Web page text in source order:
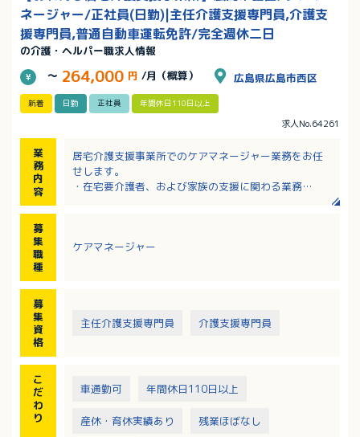
ネージャー/正社員(日勤)|主任介護支援専門員,介護支
援専門員,普通自動車運転免許/完全週休二日
の介護・ヘルパー職求人情報
～ 264,000 円 /月（概算） 広島県広島市西区
新着 日勤 正社員 年間休日110日以上
求人No.64261
業
務
内
容
居宅介護支援事業所でのケアマネージャー業務をお任
せします。
・在宅要介護者、および家族の支援に関わる業務
募
集
職
種
ケアマネージャー
募
集
資
格
主任介護支援専門員 介護支援専門員
こ
だ
わ
り
車通勤可 年間休日110日以上
産休・育休実績あり 残業ほぼなし